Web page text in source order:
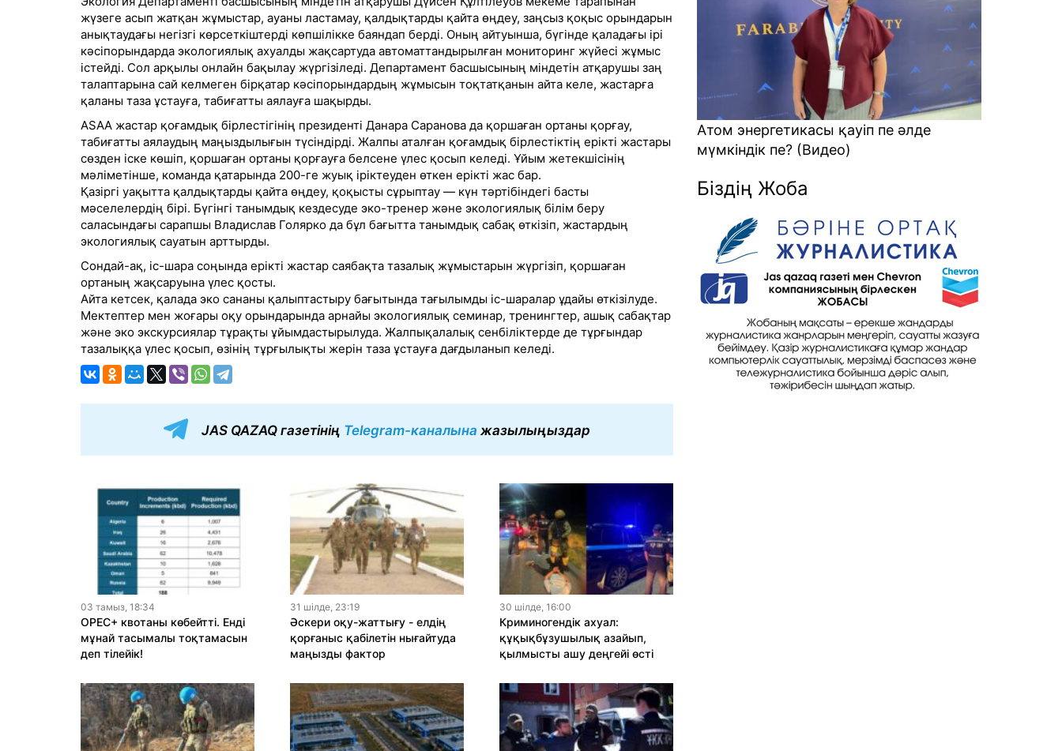
жүзеге асып жатқан жұмыстар, ауаны ластамау, қалдықтарды қайта өңдеу, заңсыз қоқыс орындарын
анықтаудағы негізгі көрсеткіштерді көпшілікке баяндап берді. Оның айтуынша, бүгінде қаладағы ірі
кәсіпорындарда экологиялық ахуалды жақсартуда автоматтандырылған мониторинг жүйесі жұмыс
істейді. Сол арқылы онлайн бақылау жүргізіледі. Департамент басшысының міндетін атқарушы заң
талаптарына сай келмеген бірқатар кәсіпорындардың жұмысын тоқтатқанын айта келе, жастарға
қаланы таза ұстауға, табиғатты аялауға шақырды.
ASAA жастар қоғамдық бірлестігінің президенті Данара Саранова да қоршаған ортаны қорғау,
табиғатты аялаудың маңыздылығын түсіндірді. Жалпы аталған қоғамдық бірлестіктің ерікті жастары
сөзден іске көшіп, қоршаған ортаны қорғауға белсене үлес қосып келеді. Ұйым жетекшісінің
мәліметінше, команда қатарында 200-ге жуық іріктеуден өткен ерікті жас бар.
Қазіргі уақытта қалдықтарды қайта өңдеу, қоқысты сұрыптау — күн тәртібіндегі басты
мәселелердің бірі. Бүгінгі танымдық кездесуде эко-тренер және экологиялық білім беру
саласындағы сарапшы Владислав Голярко да бұл бағытта танымдық сабақ өткізіп, жастардың
экологиялық сауатын арттырды.
Сондай-ақ, іс-шара соңында ерікті жастар саябақта тазалық жұмыстарын жүргізіп, қоршаған
ортаның жақсаруына үлес қосты.
Айта кетсек, қалада эко сананы қалыптастыру бағытында тағылымды іс-шаралар ұдайы өткізілуде.
Мектептер мен жоғары оқу орындарында арнайы экологиялық семинар, тренингтер, ашық сабақтар
және эко экскурсиялар тұрақты ұйымдастырылуда. Жалпықалалық сенбіліктерде де тұрғындар
тазалыққа үлес қосып, өзінің тұрғылықты жерін таза ұстауға дағдыланып келеді.
JAS QAZAQ газетінің Telegram-каналына жазылыңыздар
03 тамыз, 18:34
OPEC+ квотаны көбейтті. Енді
мұнай тасымалы тоқтамасын
деп тілейік!
31 шiлде, 23:19
Әскери оқу-жаттығу - елдің
қорғаныс қабілетін нығайтуда
маңызды фактор
30 шiлде, 16:00
Криминогендік ахуал:
құқықбұзушылық азайып,
қылмысты ашу деңгейі өсті
Атом энергетикасы қауіп пе әлде
мүмкіндік пе? (Видео)
Алаяқтарға кеткен ақшаны қалай
қайтарамыз? (Видео)
Біздің Жоба